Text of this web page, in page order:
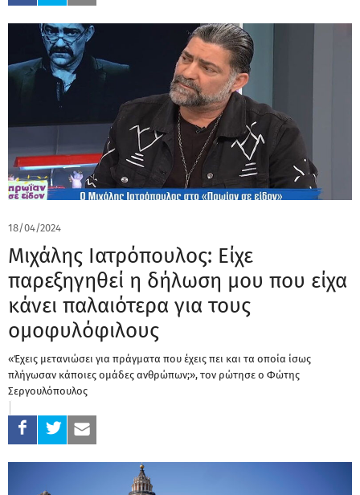
18/04/2024
Μιχάλης Ιατρόπουλος: Είχε
παρεξηγηθεί η δήλωση μου που είχα
κάνει παλαιότερα για τους
ομοφυλόφιλους
«Έχεις μετανιώσει για πράγματα που έχεις πει και τα οποία ίσως
πλήγωσαν κάποιες ομάδες ανθρώπων;», τον ρώτησε ο Φώτης
Σεργουλόπουλος